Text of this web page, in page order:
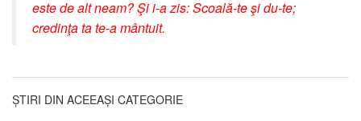
este de alt neam? Şi i-a zis: Scoală-te şi du-te;
credinţa ta te-a mântuit.
ȘTIRI DIN ACEEAȘI CATEGORIE